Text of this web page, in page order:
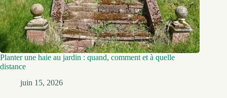
Planter une haie au jardin : quand, comment et à quelle
distance
juin 15, 2026